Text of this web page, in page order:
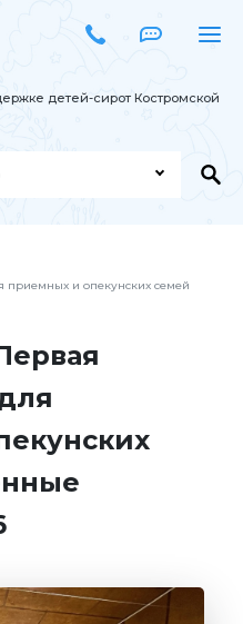
детей-сирот Костромской
приемных и опекунских семей